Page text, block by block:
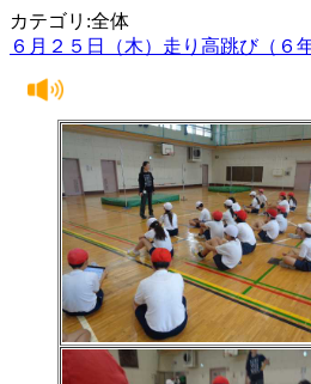
カテゴリ:全体
６月２５日（木）走り高跳び（６